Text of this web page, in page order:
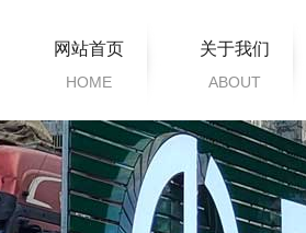
网站首页
HOME
关于我们
ABOUT